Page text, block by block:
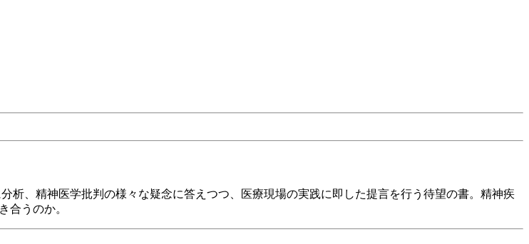
、精神医学批判の様々な疑念に答えつつ、医療現場の実践に即した提言を行う待望の書。精神疾
合うのか。